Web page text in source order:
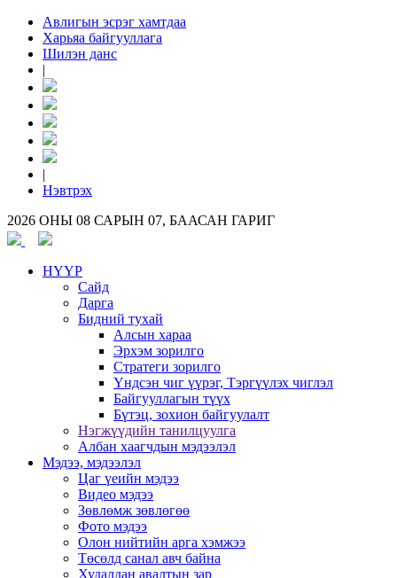
Авлигын эсрэг хамтдаа
Харьяа байгууллага
Шилэн данс
|
|
Нэвтрэх
2026 ОНЫ 08 САРЫН 07, БААСАН ГАРИГ
НҮҮР
Сайд
Дарга
Бидний тухай
Алсын хараа
Эрхэм зорилго
Стратеги зорилго
Үндсэн чиг үүрэг, Тэргүүлэх чиглэл
Байгууллагын түүх
Бүтэц, зохион байгуулалт
Нэгжүүдийн танилцуулга
Албан хаагчдын мэдээлэл
Мэдээ, мэдээлэл
Цаг үеийн мэдээ
Видео мэдээ
Зөвлөмж зөвлөгөө
Фото мэдээ
Олон нийтийн арга хэмжээ
Төсөлд санал авч байна
Худалдан авалтын зар